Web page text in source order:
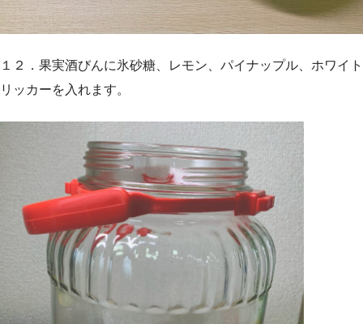
１２．果実酒びんに氷砂糖、レモン、パイナップル、ホワイト
リッカーを入れます。